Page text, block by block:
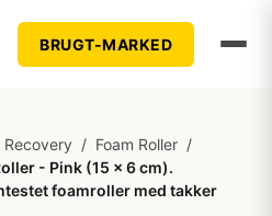
BRUGT-MARKED
Recovery / Foam Roller /
- Pink (15 x 6 cm).
foamroller med takker